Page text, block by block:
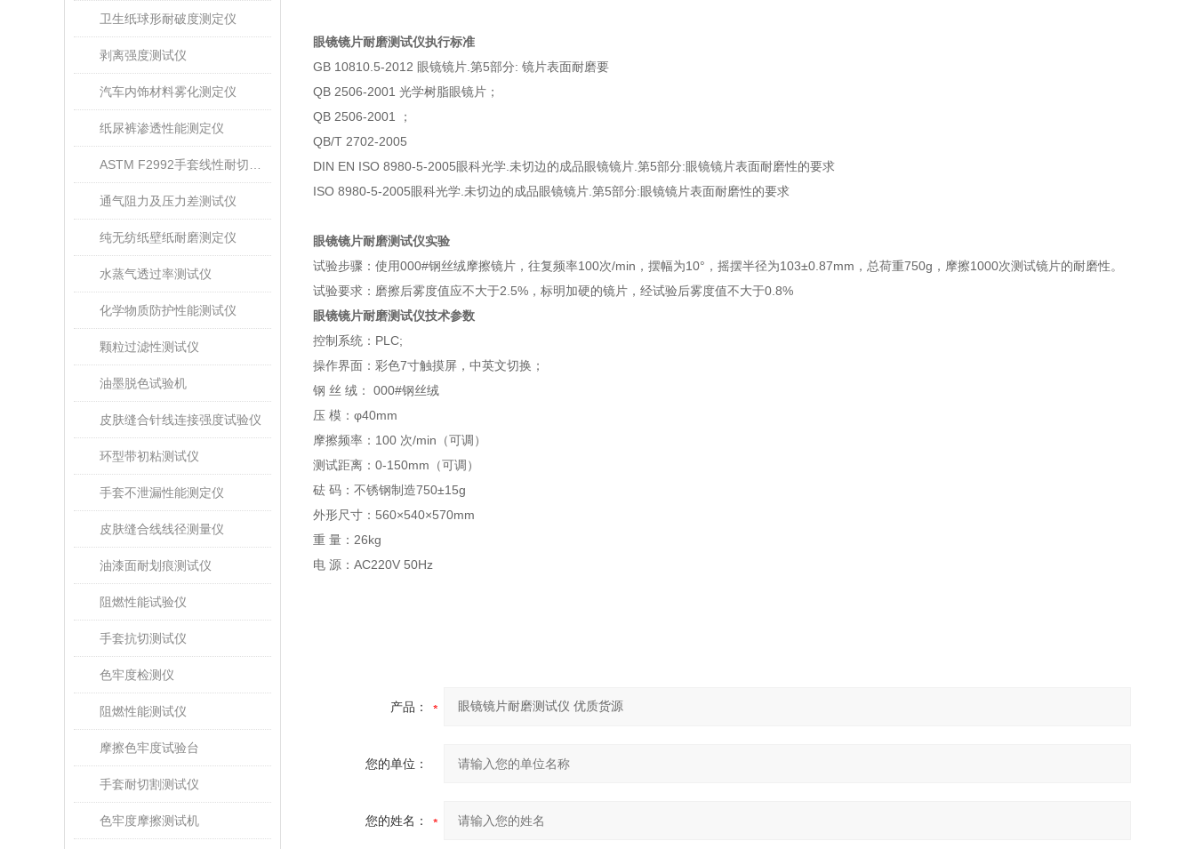
卫生纸球形耐破度测定仪
剥离强度测试仪
汽车内饰材料雾化测定仪
纸尿裤渗透性能测定仪
通气阻力及压力差测试仪
纯无纺纸壁纸耐磨测定仪
水蒸气透过率测试仪
化学物质防护性能测试仪
颗粒过滤性测试仪
油墨脱色试验机
皮肤缝合针线连接强度试验仪
环型带初粘测试仪
手套不泄漏性能测定仪
皮肤缝合线线径测量仪
油漆面耐划痕测试仪
阻燃性能试验仪
手套抗切测试仪
色牢度检测仪
阻燃性能测试仪
摩擦色牢度试验台
手套耐切割测试仪
色牢度摩擦测试机
眼镜镜片耐磨测试仪执行标准
GB 10810.5-2012 眼镜镜片 第5部分: 镜片表面耐磨要
QB 2506-2001 光学树脂眼镜片；
QB 2506-2001
；
QB/T 2702-2005
DIN EN ISO 8980-5-2005眼科光学 未切边的成品眼镜镜片 第5部分:眼镜镜片表面耐磨性的要求
ISO 8980-5-2005眼科光学 未切边的成品眼镜镜片 第5部分:眼镜镜片表面耐磨性的要求
眼镜镜片耐磨测试仪实验
试验步骤：使用000#钢丝绒摩擦镜片，往复频率100次/min ，摆幅为10° ，摇摆半径为103±0.87mm ，总荷重750g ，摩擦1000次测试镜片的耐磨性。
试验要求：磨擦后雾度值应不大于2.5% ，标明加硬的镜片，经试验后雾度值不大于0.8%
眼镜镜片耐磨测试仪技术参数
控制系统： PLC;
操作界面：彩色7寸触摸屏，中英文切换；
钢 丝 绒： 000#钢丝绒
压 模： φ40mm
摩擦频率： 100 次/min （可调）
测试距离： 0-1 50mm （可调）
砝 码： 不锈钢制造750±15g
外形尺寸： 560×540×570mm
重 量： 26kg
电 源： AC220V 50Hz
产品：
您的单位：
您的姓名：